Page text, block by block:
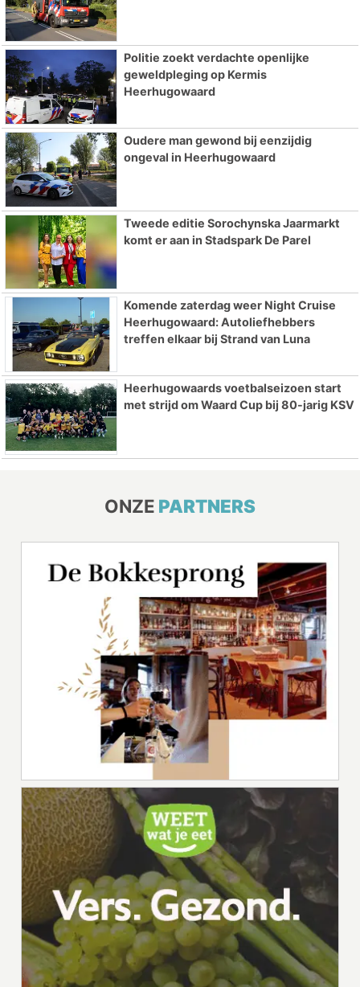
Politie zoekt verdachte openlijke
geweldpleging op Kermis
Heerhugowaard
Oudere man gewond bij eenzijdig
ongeval in Heerhugowaard
Tweede editie Sorochynska Jaarmarkt
komt er aan in Stadspark De Parel
Komende zaterdag weer Night Cruise
Heerhugowaard: Autoliefhebbers
treffen elkaar bij Strand van Luna
Heerhugowaards voetbalseizoen start
met strijd om Waard Cup bij 80-jarig KSV
ONZE PARTNERS